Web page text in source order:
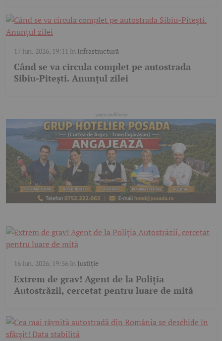
17 iun. 2026, 19:11 în Infrastructură
Când se va circula complet pe autostrada
Sibiu-Pitești. Anunțul zilei
16 iun. 2026, 19:56în Justiție
Extrem de grav! Agent de la Poliția
Autostrăzii, cercetat pentru luare de mită